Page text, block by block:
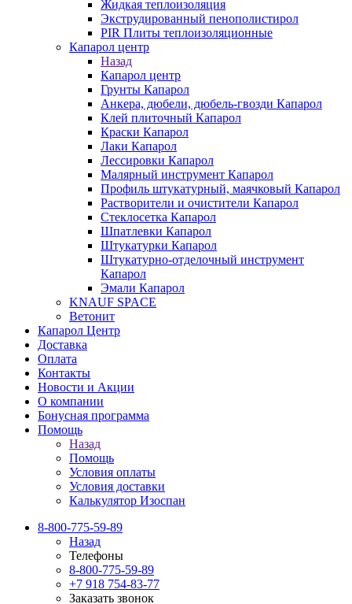
Жидкая теплоизоляция
Экструдированный пенополистирол
PIR Плиты теплоизоляционные
Капарол центр
Назад
Капарол центр
Грунты Капарол
Анкера, дюбели, дюбель-гвозди Капарол
Клей плиточный Капарол
Краски Капарол
Лаки Капарол
Лессировки Капарол
Малярный инструмент Капарол
Профиль штукатурный, маячковый Капарол
Растворители и очистители Капарол
Cтеклосетка Капарол
Шпатлевки Капарол
Штукатурки Капарол
Штукатурно-отделочный инструмент
Капарол
Эмали Капарол
KNAUF SPACE
Ветонит
Капарол Центр
Доставка
Оплата
Контакты
Новости и Акции
О компании
Бонусная программа
Помощь
Назад
Помощь
Условия оплаты
Условия доставки
Калькулятор Изоспан
8-800-775-59-89
Назад
Телефоны
8-800-775-59-89
+7 918 754-83-77
Заказать звонок